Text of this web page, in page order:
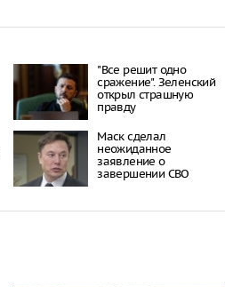
"Все решит одно
сражение". Зеленский
открыл страшную
правду
Маск сделал
неожиданное
заявление о
завершении СВО